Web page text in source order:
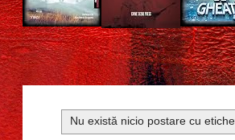
Nu există nicio postare cu